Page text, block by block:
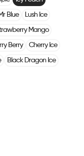
Blue Lush Ice
Mango
Berry Cherry Ice
Black Dragon Ice